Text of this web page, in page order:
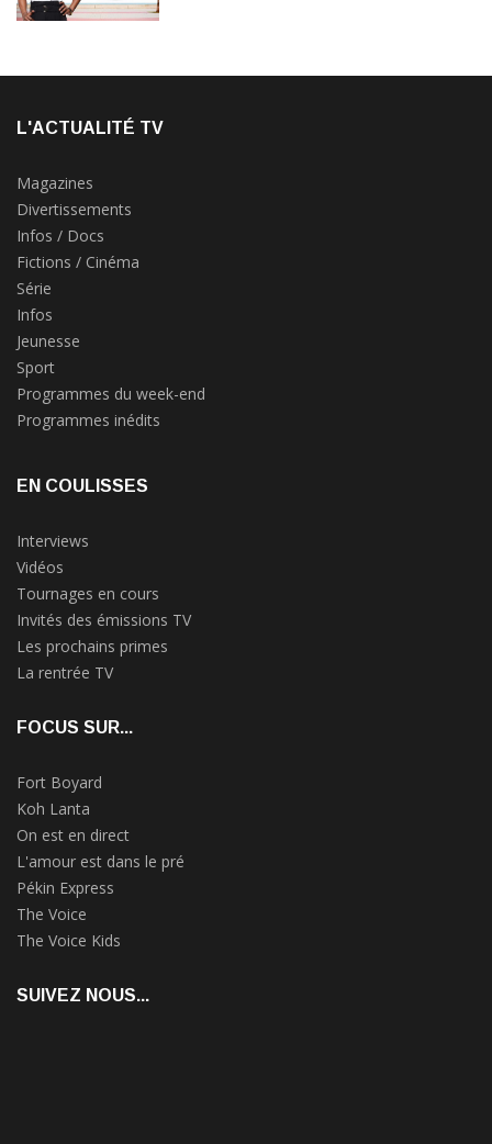
L'ACTUALITÉ TV
Magazines
Divertissements
Infos / Docs
Fictions / Cinéma
Série
Infos
Jeunesse
Sport
Programmes du week-end
Programmes inédits
EN COULISSES
Interviews
Vidéos
Tournages en cours
Invités des émissions TV
Les prochains primes
La rentrée TV
FOCUS SUR...
Fort Boyard
Koh Lanta
On est en direct
L'amour est dans le pré
Pékin Express
The Voice
The Voice Kids
SUIVEZ NOUS...